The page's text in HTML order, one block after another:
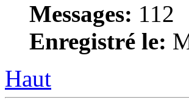
Messages: 112
Enregistré le:
Haut